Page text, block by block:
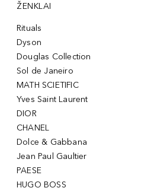
ŽENKLAI
Rituals
Dyson
Douglas Collection
Sol de Janeiro
MATH SCIETIFIC
Yves Saint Laurent
DIOR
CHANEL
Dolce & Gabbana
Jean Paul Gaultier
PAESE
HUGO BOSS